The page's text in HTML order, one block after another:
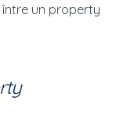
între un property